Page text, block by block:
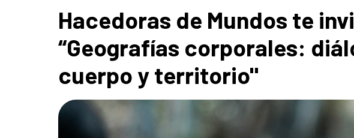
Hacedoras de Mundos te
“Geografías corporales:
cuerpo y territorio"